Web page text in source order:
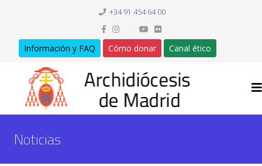
+34 91 454 64 00
Información y FAQ Cómo donar Canal ético
Noticias